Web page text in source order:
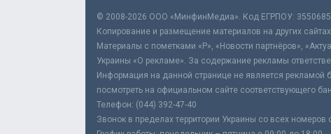
© 2008-2026 ООО «МинфинМедиа». Код ЕГРПОУ:
Копирование и размещение материалов на других
Материалы с пометками «Р», «Новости партнёров»,
Украины «О рекламе». За содержание рекламы
Информация на данной странице не является рекламой
посмотреть на официальном сайте соответствующего
Телефон: (044) 392-47-40
Звонок в пределах территории Украины со всех